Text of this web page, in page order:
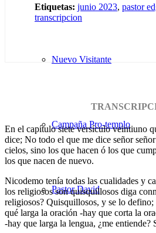
Nuevo Visitante
Campaña Pro-templo
Pastor David
Etiquetas: junio 2023, pastor
transcripcion
En el capítulo siete versículo veintiuno
dice; No todo el que me dice señor
cielos, sino los que hacen ó los que
los que nacen de nuevo.
Nicodemo tenía todas las cualidades y
los religiosos son quisquillosos diga
religiosos? Quisquillosos, y se lo
qué larga la oración -hay que corta la
-hay que larga la lengua, ¿me entiende?